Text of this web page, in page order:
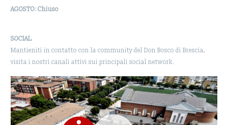
AGOSTO: Chiuso
SOCIAL
Mantieniti in contatto con la community del Don Bosco di Brescia,
visita i nostri canali attivi sui principali social network.